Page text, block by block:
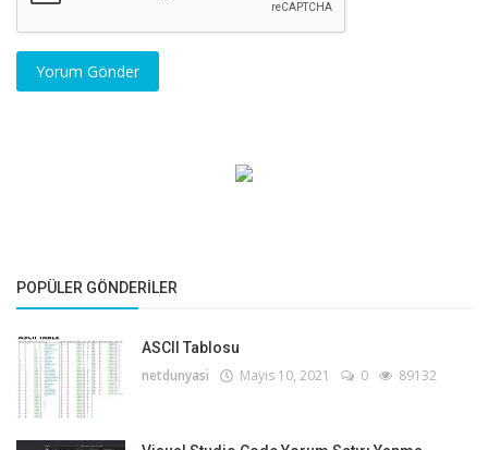
Yorum Gönder
POPÜLER GÖNDERILER
ASCII Tablosu
netdunyasi Mayıs 10, 2021 0 89132